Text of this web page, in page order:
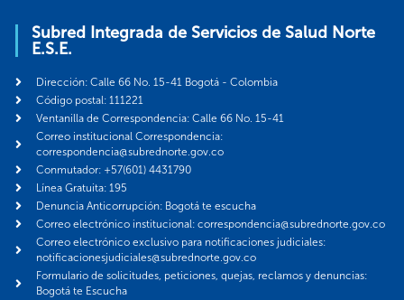
Subred Integrada de Servicios de Salud Norte
E.S.E.
Dirección: Calle 66 No. 15-41 Bogotá - Colombia
Código postal: 111221
Ventanilla de Correspondencia: Calle 66 No. 15-41
Correo institucional Correspondencia:
correspondencia@subrednorte.gov.co
Conmutador: +57(601) 4431790
Línea Gratuita: 195
Denuncia Anticorrupción: Bogotá te escucha
Correo electrónico institucional: correspondencia@subrednorte.gov.co
Correo electrónico exclusivo para notificaciones judiciales:
notificacionesjudiciales@subrednorte.gov.co
Formulario de solicitudes, peticiones, quejas, reclamos y denuncias:
Bogotá te Escucha